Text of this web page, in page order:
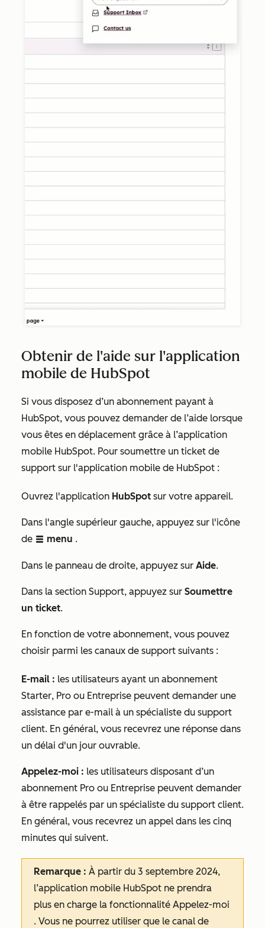
Obtenir de l'aide sur l'application
mobile de HubSpot
Si vous disposez d’un abonnement payant à
HubSpot, vous pouvez demander de l’aide lorsque
vous êtes en déplacement grâce à l’application
mobile HubSpot. Pour soumettre un ticket de
support sur l'application mobile de HubSpot :
Ouvrez l'application HubSpot sur votre appareil.
Dans l'angle supérieur gauche, appuyez sur l'icône
de listView menu .
Dans le panneau de droite, appuyez sur Aide.
Dans la section Support, appuyez sur Soumettre
un ticket.
En fonction de votre abonnement, vous pouvez
choisir parmi les canaux de support suivants :
E-mail : les utilisateurs ayant un abonnement
Starter, Pro ou Entreprise peuvent demander une
assistance par e-mail à un spécialiste du support
client. En général, vous recevrez une réponse dans
un délai d'un jour ouvrable.
Appelez-moi : les utilisateurs disposant d’un
abonnement Pro ou Entreprise peuvent demander
à être rappelés par un spécialiste du support client.
En général, vous recevrez un appel dans les cinq
minutes qui suivent.
Remarque : À partir du 3 septembre 2024,
l’application mobile HubSpot ne prendra
plus en charge la fonctionnalité Appelez-moi
. Vous ne pourrez utiliser que le canal de